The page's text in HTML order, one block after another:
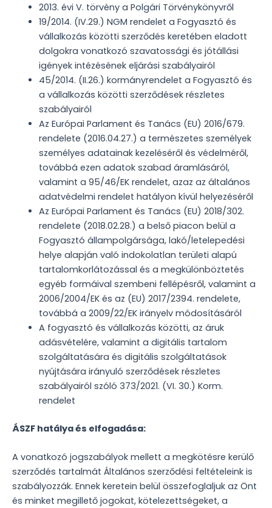
2013. évi V. törvény a Polgári Törvénykönyvről
19/2014. (IV.29.) NGM rendelet a Fogyasztó és
vállalkozás közötti szerződés keretében eladott
dolgokra vonatkozó szavatossági és jótállási
igények intézésének eljárási szabályairól
45/2014. (II.26.) kormányrendelet a Fogyasztó és
a vállalkozás közötti szerződések részletes
szabályairól
Az Európai Parlament és Tanács (EU) 2016/679.
rendelete (2016.04.27.) a természetes személyek
személyes adatainak kezeléséről és védelméről,
továbbá ezen adatok szabad áramlásáról,
valamint a 95/46/EK rendelet, azaz az általános
adatvédelmi rendelet hatályon kívül helyezéséről
Az Európai Parlament és Tanács (EU) 2018/302.
rendelete (2018.02.28.) a belső piacon belül a
Fogyasztó állampolgársága, lakó/letelepedési
helye alapján való indokolatlan területi alapú
tartalomkorlátozással és a megkülönböztetés
egyéb formáival szembeni fellépésről, valamint a
2006/2004/EK és az (EU) 2017/2394. rendelete,
továbbá a 2009/22/EK irányelv módosításáról
A fogyasztó és vállalkozás közötti, az áruk
adásvételére, valamint a digitális tartalom
szolgáltatására és digitális szolgáltatások
nyújtására irányuló szerződések részletes
szabályairól szóló 373/2021. (VI. 30.) Korm.
rendelet
ÁSZF hatálya és elfogadása:
A vonatkozó jogszabályok mellett a megkötésre kerülő
szerződés tartalmát Általános szerződési feltételeink is
szabályozzák. Ennek keretein belül összefoglaljuk az Önt
és minket megillető jogokat, kötelezettségeket, a